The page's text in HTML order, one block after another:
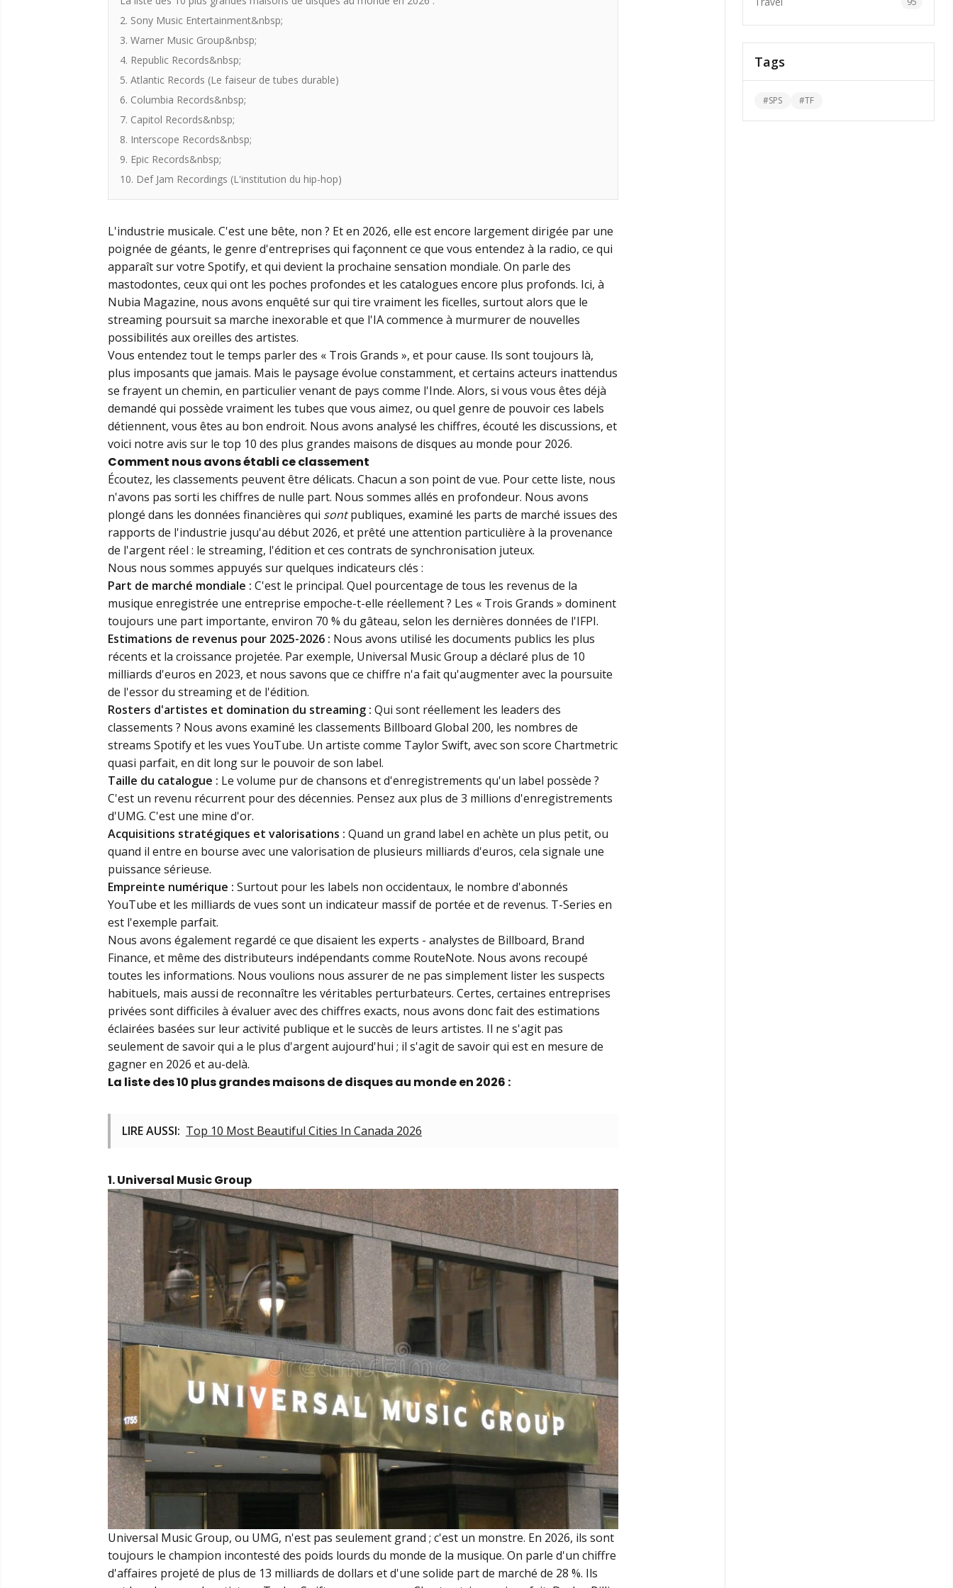
2. Sony Music Entertainment&nbsp;
3. Warner Music Group&nbsp;
4. Republic Records&nbsp;
5. Atlantic Records (Le faiseur de tubes durable)
6. Columbia Records&nbsp;
7. Capitol Records&nbsp;
8. Interscope Records&nbsp;
9. Epic Records&nbsp;
10. Def Jam Recordings (L'institution du hip-hop)
L'industrie musicale. C'est une bête, non ? Et en 2026, elle est encore largement dirigée par une
poignée de géants, le genre d'entreprises qui façonnent ce que vous entendez à la radio, ce qui
apparaît sur votre Spotify, et qui devient la prochaine sensation mondiale. On parle des
mastodontes, ceux qui ont les poches profondes et les catalogues encore plus profonds. Ici, à
Nubia Magazine, nous avons enquêté sur qui tire vraiment les ficelles, surtout alors que le
streaming poursuit sa marche inexorable et que l'IA commence à murmurer de nouvelles
possibilités aux oreilles des artistes.
Vous entendez tout le temps parler des « Trois Grands », et pour cause. Ils sont toujours là,
plus imposants que jamais. Mais le paysage évolue constamment, et certains acteurs inattendus
se frayent un chemin, en particulier venant de pays comme l'Inde. Alors, si vous vous êtes déjà
demandé qui possède vraiment les tubes que vous aimez, ou quel genre de pouvoir ces labels
détiennent, vous êtes au bon endroit. Nous avons analysé les chiffres, écouté les discussions, et
voici notre avis sur le top 10 des plus grandes maisons de disques au monde pour 2026.
Comment nous avons établi ce classement
Écoutez, les classements peuvent être délicats. Chacun a son point de vue. Pour cette liste, nous
n'avons pas sorti les chiffres de nulle part. Nous sommes allés en profondeur. Nous avons
plongé dans les données financières qui sontpubliques, examiné les parts de marché issues des
rapports de l'industrie jusqu'au début 2026, et prêté une attention particulière à la provenance
de l'argent réel : le streaming, l'édition et ces contrats de synchronisation juteux.
Nous nous sommes appuyés sur quelques indicateurs clés :
Part de marché mondiale : C'est le principal. Quel pourcentage de tous les revenus de la
musique enregistrée une entreprise empoche-t-elle réellement ? Les « Trois Grands » dominent
toujours une part importante, environ 70 % du gâteau, selon les dernières données de l'IFPI.
Estimations de revenus pour 2025-2026 : Nous avons utilisé les documents publics les plus
récents et la croissance projetée. Par exemple, Universal Music Group a déclaré plus de 10
milliards d'euros en 2023, et nous savons que ce chiffre n'a fait qu'augmenter avec la poursuite
de l'essor du streaming et de l'édition.
Rosters d'artistes et domination du streaming : Qui sont réellement les leaders des
classements ? Nous avons examiné les classements Billboard Global 200, les nombres de
streams Spotify et les vues YouTube. Un artiste comme Taylor Swift, avec son score Chartmetric
quasi parfait, en dit long sur le pouvoir de son label.
Taille du catalogue : Le volume pur de chansons et d'enregistrements qu'un label possède ?
C'est un revenu récurrent pour des décennies. Pensez aux plus de 3 millions d'enregistrements
d'UMG. C'est une mine d'or.
Acquisitions stratégiques et valorisations : Quand un grand label en achète un plus petit, ou
quand il entre en bourse avec une valorisation de plusieurs milliards d'euros, cela signale une
puissance sérieuse.
Empreinte numérique : Surtout pour les labels non occidentaux, le nombre d'abonnés
YouTube et les milliards de vues sont un indicateur massif de portée et de revenus. T-Series en
est l'exemple parfait.
Nous avons également regardé ce que disaient les experts - analystes de Billboard, Brand
Finance, et même des distributeurs indépendants comme RouteNote. Nous avons recoupé
toutes les informations. Nous voulions nous assurer de ne pas simplement lister les suspects
habituels, mais aussi de reconnaître les véritables perturbateurs. Certes, certaines entreprises
privées sont difficiles à évaluer avec des chiffres exacts, nous avons donc fait des estimations
éclairées basées sur leur activité publique et le succès de leurs artistes. Il ne s'agit pas
seulement de savoir qui a le plus d'argent aujourd'hui ; il s'agit de savoir qui est en mesure de
gagner en 2026 et au-delà.
La liste des 10 plus grandes maisons de disques au monde en 2026 :
LIRE AUSSI: Top 10 Most Beautiful Cities In Canada 2026
1. Universal Music Group
Universal Music Group, ou UMG, n'est pas seulement grand ; c'est un monstre. En 2026, ils sont
toujours le champion incontesté des poids lourds du monde de la musique. On parle d'un chiffre
d'affaires projeté de plus de 13 milliards de dollars et d'une solide part de marché de 28 %. Ils
Tags
#SPS #TF